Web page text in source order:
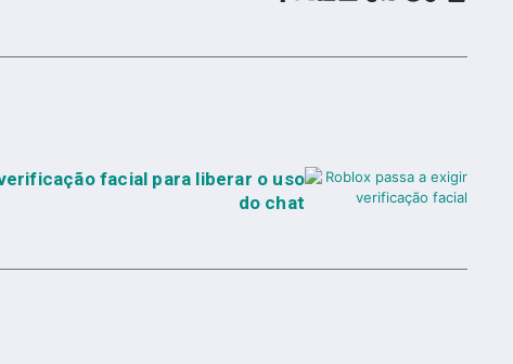
facial para liberar o uso
do chat